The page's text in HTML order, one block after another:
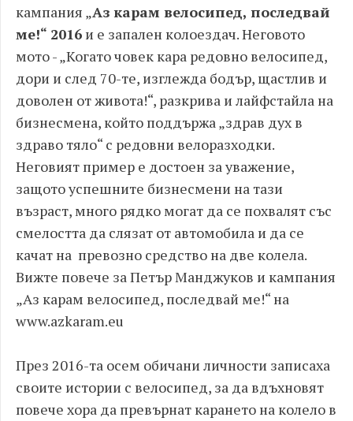
кампания „Аз карам велосипед, последвай
ме!“ 2016 и е запален колоездач. Неговото
мото - „Когато човек кара редовно велосипед,
дори и след 70-те, изглежда бодър, щастлив и
доволен от живота!“, разкрива и лайфстайла на
бизнесмена, който поддържа „здрав дух в
здраво тяло“ с редовни велоразходки.
Неговият пример е достоен за уважение,
защото успешните бизнесмени на тази
възраст, много рядко могат да се похвалят със
смелостта да слязат от автомобила и да се
качат на превозно средство на две колела.
Вижте повече за Петър Mанджуков и кампания
„Аз карам велосипед, последвай ме!“ на
www.azkaram.eu
През 2016-та осем обичани личности записаха
своите истории с велосипед, за да вдъхновят
повече хора да превърнат карането на колело в